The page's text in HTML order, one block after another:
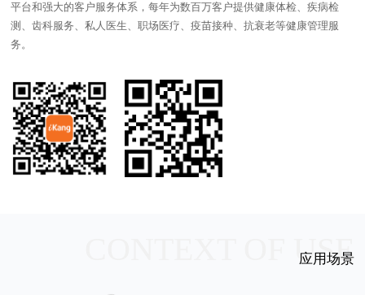
平台和强大的客户服务体系，每年为数百万客户提供健康体检、疾病检
测、齿科服务、私人医生、职场医疗、疫苗接种、抗衰老等健康管理服
务。
CONTEXT OF USE
应用场景